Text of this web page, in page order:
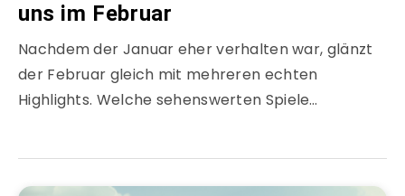
uns im Februar
Nachdem der Januar eher verhalten war, glänzt
der Februar gleich mit mehreren echten
Highlights. Welche sehenswerten Spiele…